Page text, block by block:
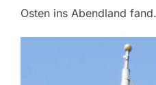
Osten ins Abendland fand.